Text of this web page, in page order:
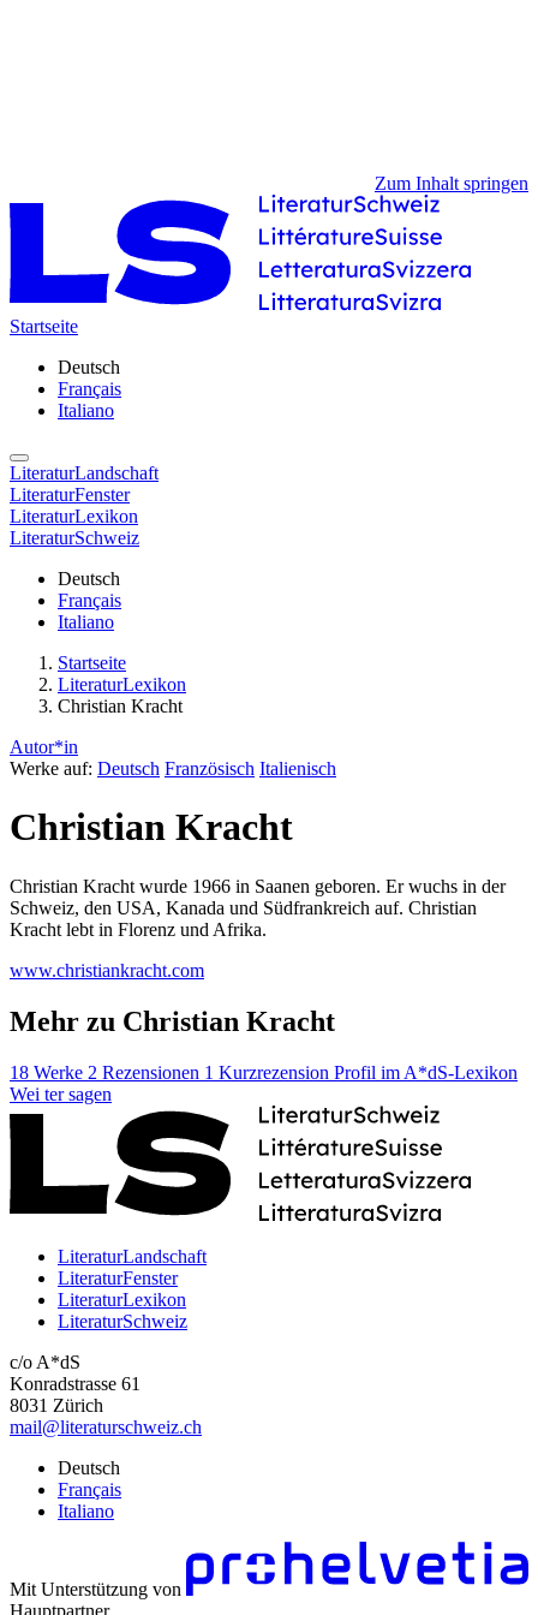
Zum Inhalt springen
Startseite
Deutsch
Français
Italiano
LiteraturLandschaft
LiteraturFenster
LiteraturLexikon
LiteraturSchweiz
Deutsch
Français
Italiano
Startseite
LiteraturLexikon
Christian Kracht
Autor*in
Werke auf: Deutsch Französisch Italienisch
Christian Kracht
Christian Kracht wurde 1966 in Saanen geboren. Er wuchs in der
Schweiz, den USA, Kanada und Südfrankreich auf. Christian
Kracht lebt in Florenz und Afrika.
www.christiankracht.com
Mehr zu Christian Kracht
18 Werke 2 Rezensionen 1 Kurzrezension Profil im A*dS-Lexikon
Wei ter sagen
LiteraturLandschaft
LiteraturFenster
LiteraturLexikon
LiteraturSchweiz
c/o A*dS
Konradstrasse 61
8031 Zürich
mail@literaturschweiz.ch
Deutsch
Français
Italiano
Mit Unterstützung von
Hauptpartner